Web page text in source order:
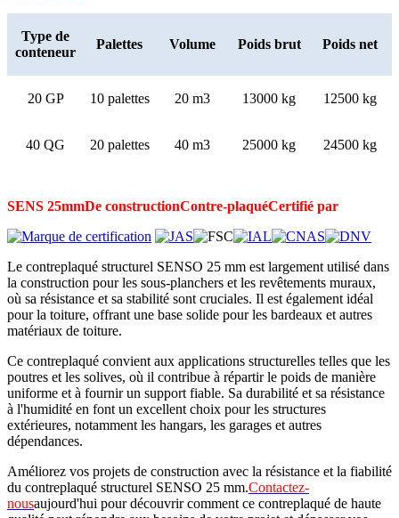
Type de
conteneur
Palettes Volume Poids brut Poids net
20 GP 10 palettes 20 m3 13000 kg 12500 kg
40 QG 20 palettes 40 m3 25000 kg 24500 kg
SENS 25mmDe constructionContre-plaquéCertifié par
Le contreplaqué structurel SENSO 25 mm est largement utilisé dans
la construction pour les sous-planchers et les revêtements muraux,
où sa résistance et sa stabilité sont cruciales. Il est également idéal
pour la toiture, offrant une base solide pour les bardeaux et autres
matériaux de toiture.
Ce contreplaqué convient aux applications structurelles telles que les
poutres et les solives, où il contribue à répartir le poids de manière
uniforme et à fournir un support fiable. Sa durabilité et sa résistance
à l'humidité en font un excellent choix pour les structures
extérieures, notamment les hangars, les garages et autres
dépendances.
Améliorez vos projets de construction avec la résistance et la fiabilité
du contreplaqué structurel SENSO 25 mm.Contactez-
nousaujourd'hui pour découvrir comment ce contreplaqué de haute